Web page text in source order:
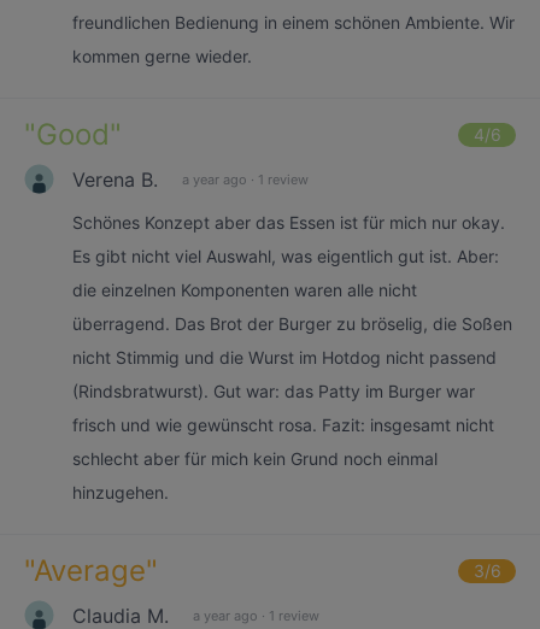
freundlichen Bedienung in einem schönen Ambiente. Wir
kommen gerne wieder.
"Good" 4/6
Verena B. a year ago · 1 review
Schönes Konzept aber das Essen ist für mich nur okay.
Es gibt nicht viel Auswahl, was eigentlich gut ist. Aber:
die einzelnen Komponenten waren alle nicht
überragend. Das Brot der Burger zu bröselig, die Soßen
nicht Stimmig und die Wurst im Hotdog nicht passend
(Rindsbratwurst). Gut war: das Patty im Burger war
frisch und wie gewünscht rosa. Fazit: insgesamt nicht
schlecht aber für mich kein Grund noch einmal
hinzugehen.
"Average" 3/6
Claudia M. a year ago · 1 review